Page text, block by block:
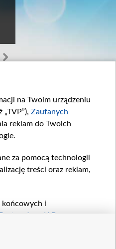
Showtime!
Jak będzie...
na Twoim urządzeniu
Zaufanych
reklam do Twoich
za pomocą technologii
treści oraz reklam,
końcowych i
z IAB
reklam,
treści, pomiaru